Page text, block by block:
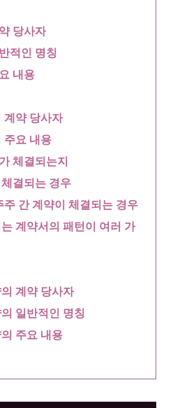
당사자
적인 명칭
내용
계약 당사자
주요 내용
체결되는지
결되는 경우
주 간 계약이 체결되는 경우
계약서의 패턴이 여러 가
계약 당사자
일반적인 명칭
주요 내용